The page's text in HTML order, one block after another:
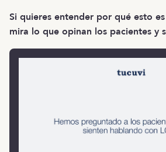
Si quieres entender por qué esto
mira lo que opinan los pacientes y